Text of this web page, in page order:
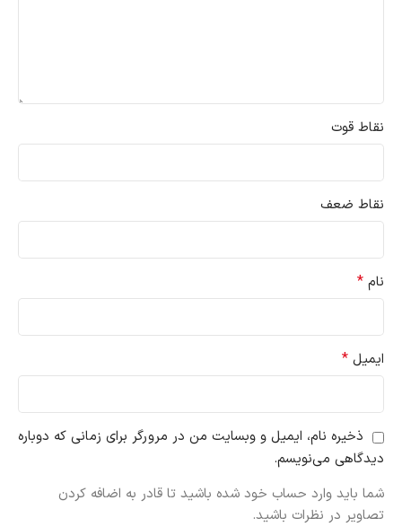
نقاط قوت
نقاط ضعف
نام *
ایمیل *
ذخیره نام، ایمیل و وبسایت من در مرورگر برای زمانی که دوباره
دیدگاهی می‌نویسم.
شما باید وارد حساب خود شده باشید تا قادر به اضافه کردن
تصاویر در نظرات باشید.